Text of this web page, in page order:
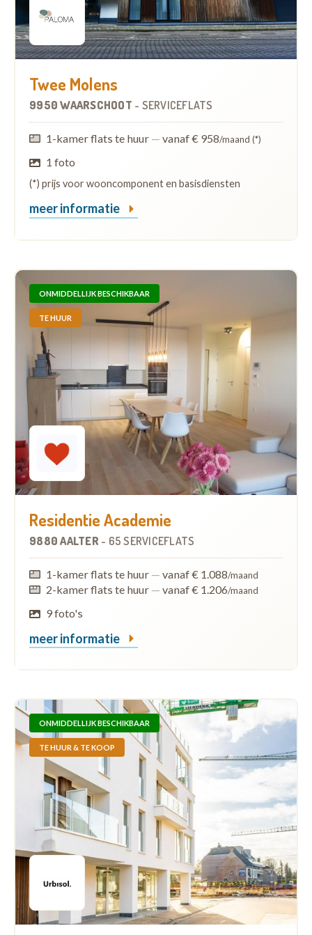
Twee Molens
9950 WAARSCHOOT - SERVICEFLATS
1-kamer flats te huur — vanaf € 958/maand (*)
1 foto
(*) prijs voor wooncomponent en basisdiensten
meer informatie
ONMIDDELLIJK BESCHIKBAAR
TE HUUR
Residentie Academie
9880 AALTER - 65 SERVICEFLATS
1-kamer flats te huur — vanaf € 1.088/maand
2-kamer flats te huur — vanaf € 1.206/maand
9 foto's
meer informatie
ONMIDDELLIJK BESCHIKBAAR
TE HUUR & TE KOOP